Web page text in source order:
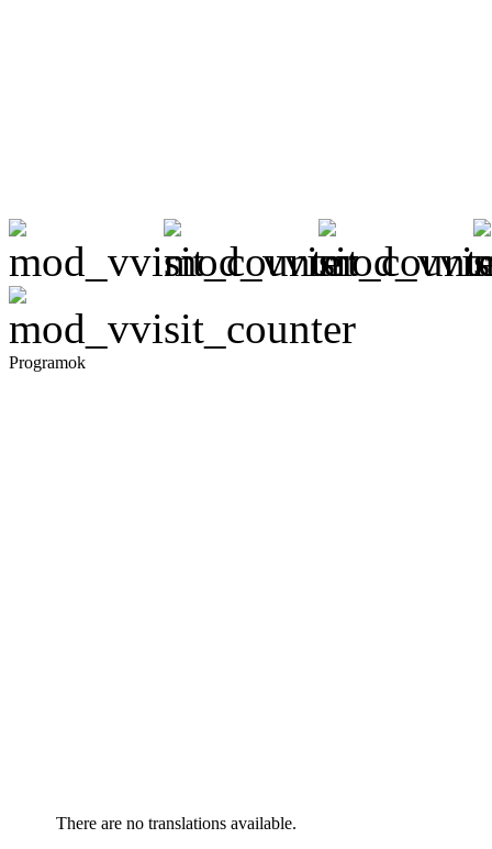
Programok
There are no translations available.